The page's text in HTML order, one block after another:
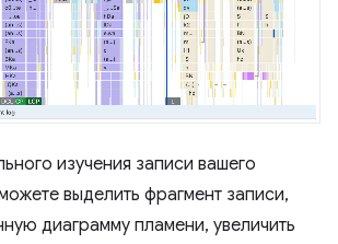
изучения записи вашего
выделить фрагмент записи,
диаграмму пламени, увеличить